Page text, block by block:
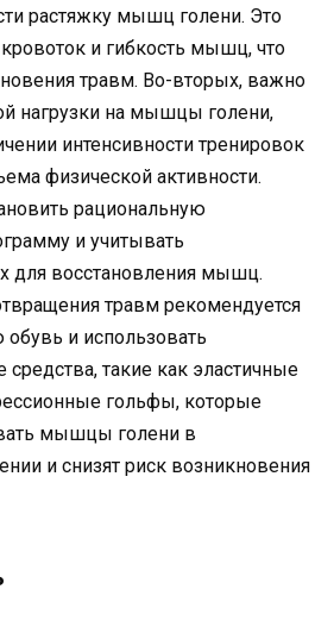
растяжку мышц голени. Это
и гибкость мышц, что
травм. Во-вторых, важно
нагрузки на мышцы голени,
интенсивности тренировок
физической активности.
рациональную
и учитывать
для восстановления мышц.
травм рекомендуется
и использовать
средства, такие как эластичные
гольфы, которые
мышцы голени в
и снизят риск возникновения